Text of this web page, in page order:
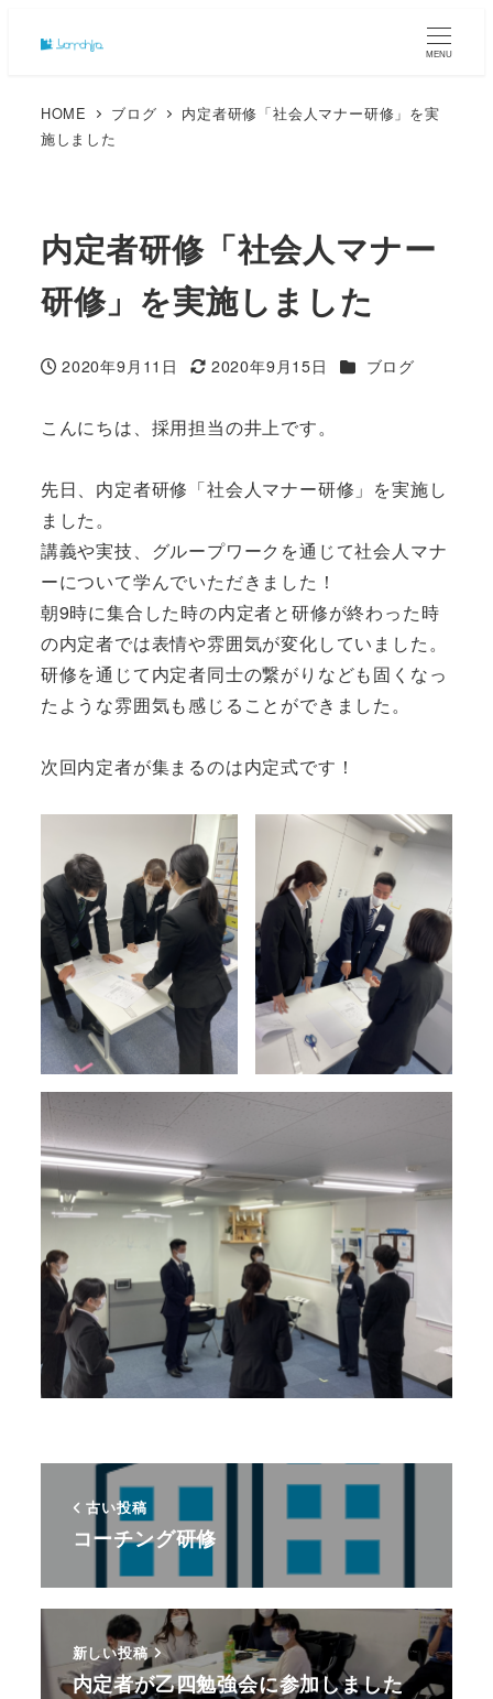
MENU
HOME ブログ
内定者研修「社会人マナー研修」を実
施しました
内定者研修「社会人マナー
研修」を実施しました
投稿日
2020年9月11日
更新日
2020年9月15日 カテゴリー
ブログ
こんにちは、採用担当の井上です。
先日、内定者研修「社会人マナー研修」を実施し
ました。
講義や実技、グループワークを通じて社会人マナ
ーについて学んでいただきました！
朝9時に集合した時の内定者と研修が終わった時
の内定者では表情や雰囲気が変化していました。
研修を通じて内定者同士の繋がりなども固くなっ
たような雰囲気も感じることができました。
次回内定者が集まるのは内定式です！
古い投稿
コーチング研修
新しい投稿
内定者が乙四勉強会に参加しました